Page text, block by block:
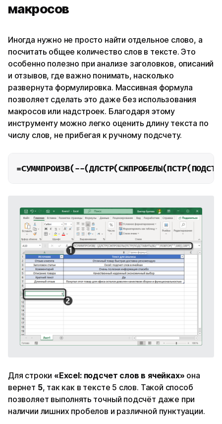
макросов
Иногда нужно не просто найти отдельное слово, а
посчитать общее количество слов в тексте. Это
особенно полезно при анализе заголовков, описаний
и отзывов, где важно понимать, насколько
развернута формулировка. Массивная формула
позволяет сделать это даже без использования
макросов или надстроек. Благодаря этому
инструменту можно легко оценить длину текста по
числу слов, не прибегая к ручному подсчету.
=СУММПРОИЗВ(--
Для строки «Excel: подсчет слов в ячейках» она
вернет 5, так как в тексте 5 слов. Такой способ
позволяет выполнять точный подсчёт даже при
наличии лишних пробелов и различной пунктуации.